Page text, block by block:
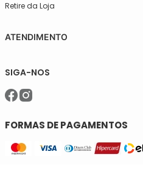
Retire da Loja
ATENDIMENTO
Sexta, das 08:30 às 16h30.
Telefone: (11)5627-7800
WhatsApp: (11)94238-1925
sac@meiassaojose.com.br
SIGA-NOS
FORMAS DE PAGAMENTOS